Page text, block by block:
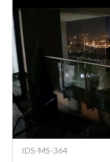
IDS-MS-364